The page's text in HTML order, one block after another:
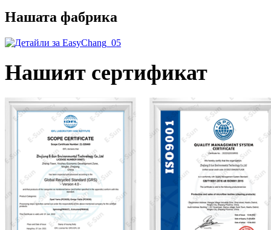
Нашата фабрика
Нашият сертификат